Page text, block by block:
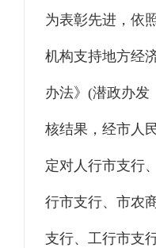
为表彰先进，依
机构支持地方经
办法》(潜政办发
核结果，经市人
定对人行市支行
行市支行、市农
支行、工行市支